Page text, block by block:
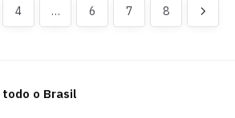
4 … 6 7 8
todo o Brasil